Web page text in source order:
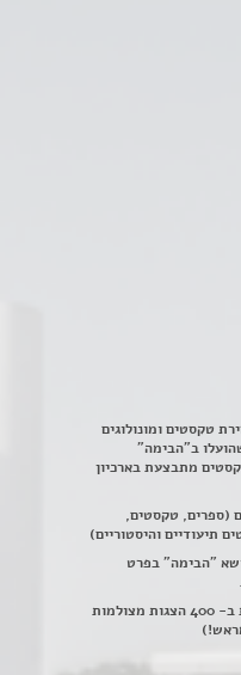
טקסטים ומונולוגים
3500 מחזות, שהועלו ב"הבימה"
מתבצעת בארכיון
(ספרים, טקסטים,
תיעודיים והיסטוריים)
"הבימה" בפרט
.
חדר הצפייה מרווח ובו ניתן לצפות ב- 400 הצגות מצולמות